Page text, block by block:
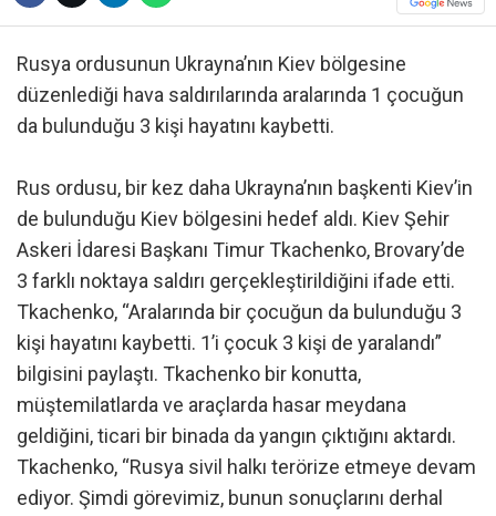
Rusya ordusunun Ukrayna’nın Kiev bölgesine
düzenlediği hava saldırılarında aralarında 1 çocuğun
da bulunduğu 3 kişi hayatını kaybetti.
Rus ordusu, bir kez daha Ukrayna’nın başkenti Kiev’in
de bulunduğu Kiev bölgesini hedef aldı. Kiev Şehir
Askeri İdaresi Başkanı Timur Tkachenko, Brovary’de
3 farklı noktaya saldırı gerçekleştirildiğini ifade etti.
Tkachenko, “Aralarında bir çocuğun da bulunduğu 3
kişi hayatını kaybetti. 1’i çocuk 3 kişi de yaralandı”
bilgisini paylaştı. Tkachenko bir konutta,
müştemilatlarda ve araçlarda hasar meydana
geldiğini, ticari bir binada da yangın çıktığını aktardı.
Tkachenko, “Rusya sivil halkı terörize etmeye devam
ediyor. Şimdi görevimiz, bunun sonuçlarını derhal